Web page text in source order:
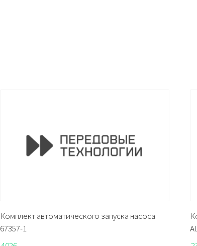
Комплект автоматического запуска насоса
67357-1